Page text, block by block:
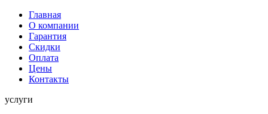
Главная
О компании
Гарантия
Скидки
Оплата
Цены
Контакты
услуги